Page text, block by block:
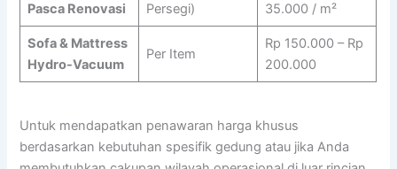
Pasca Renovasi
Persegi)
35.000 / m²
Sofa & Mattress
Hydro-Vacuum
Per Item
Rp 150.000 – Rp
200.000
Untuk mendapatkan penawaran harga khusus
berdasarkan kebutuhan spesifik gedung atau jika Anda